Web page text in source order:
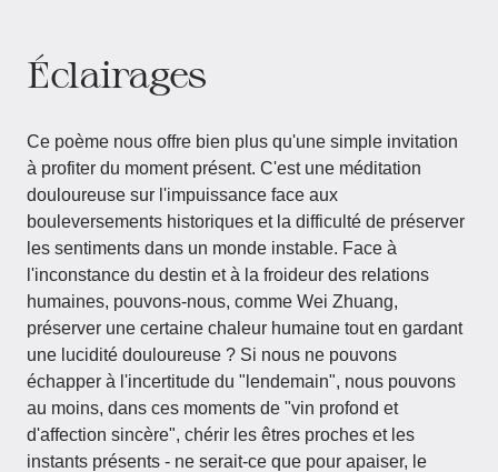
Éclairages
Ce poème nous offre bien plus qu'une simple invitation
à profiter du moment présent. C'est une méditation
douloureuse sur l'impuissance face aux
bouleversements historiques et la difficulté de préserver
les sentiments dans un monde instable. Face à
l'inconstance du destin et à la froideur des relations
humaines, pouvons-nous, comme Wei Zhuang,
préserver une certaine chaleur humaine tout en gardant
une lucidité douloureuse ? Si nous ne pouvons
échapper à l'incertitude du "lendemain", nous pouvons
au moins, dans ces moments de "vin profond et
d'affection sincère", chérir les êtres proches et les
instants présents - ne serait-ce que pour apaiser, le